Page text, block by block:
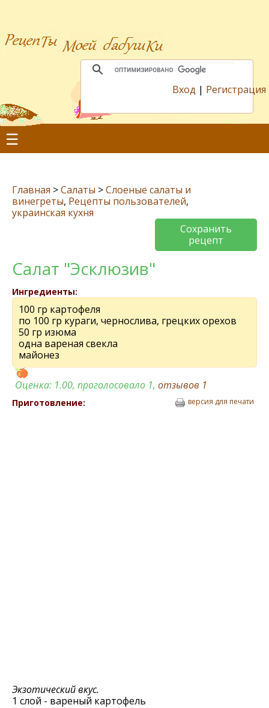
Вход | Регистрация
☰
Главная >Салаты >Слоеные салаты и
винегреты, Рецепты пользователей,
украинская кухня
Сохранить
рецепт
Салат "Эсклюзив"
Ингредиенты:
100 гр картофеля
по 100 гр кураги, чернослива, грецких орехов
50 гр изюма
одна вареная свекла
майонез
Оценка: 1.00, проголосовало 1, отзывов 1
Приготовление: версия для печати
Экзотический вкус.
1 слой - вареный картофель